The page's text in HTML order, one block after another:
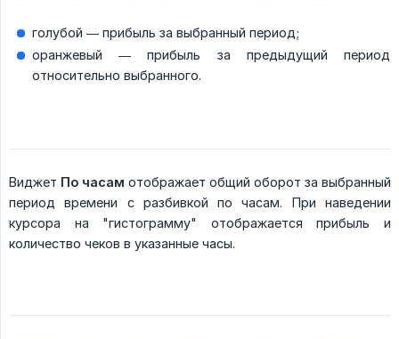
голубой — прибыль за выбранный период;
оранжевый — прибыль за предыдущий период
относительно выбранного.
Виджет По часам отображает общий оборот за выбранный
период времени с разбивкой по часам. При наведении
курсора на "гистограмму" отображается прибыль и
количество чеков в указанные часы.